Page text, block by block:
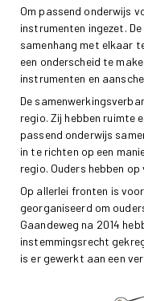
Om passend onderwijs
instrumenten ingezet.
samenhang met elkaar
een onderscheid te
instrumenten en
De
regio. Zij hebben ruimte
passend onderwijs
in te richten op een
regio. Ouders hebben
Op allerlei fronten is
georganiseerd om
Gaandeweg na 2014
instemmingsrecht
is er gewerkt aan een